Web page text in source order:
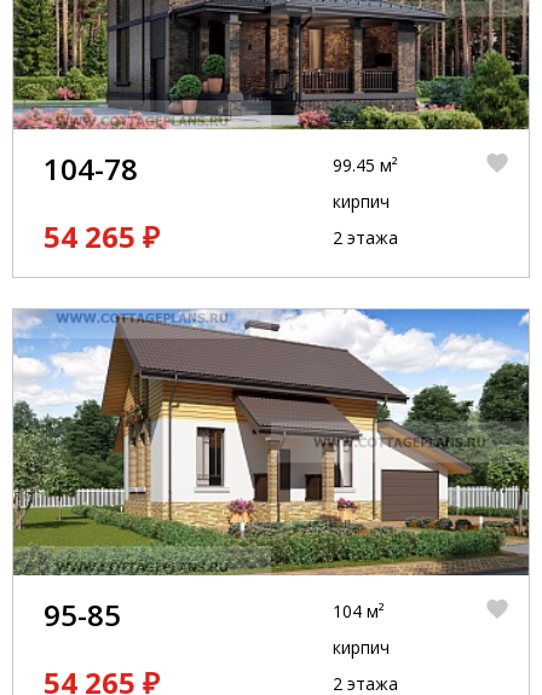
104-78
54 265 ₽
99.45 м²
кирпич
2 этажа
95-85
54 265 ₽
104 м²
кирпич
2 этажа